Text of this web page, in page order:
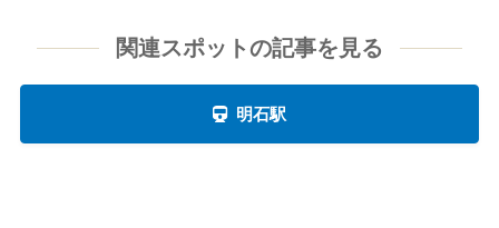
関連スポットの記事を見る
明石駅